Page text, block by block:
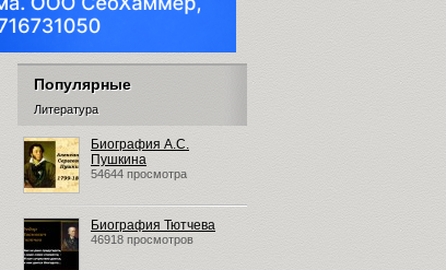
Популярные
Литература
Биография А.С.
Пушкина
54644 просмотра
Биография Тютчева
46918 просмотров